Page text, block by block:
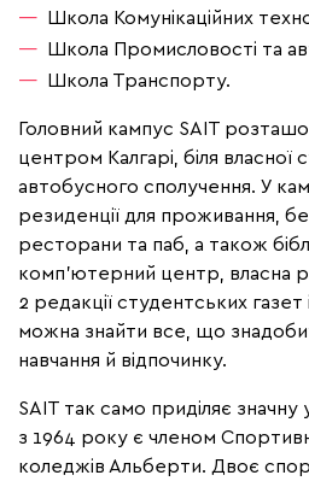
Школа Комунікаційних
Школа Промисловості та
Школа Транспорту.
Головний кампус SAIT
центром Калгарі, біля власної
автобусного сполучення. У
резиденції для проживання,
ресторани та паб, а також
комп'ютерний центр, власна
2 редакції студентських газет
можна знайти все, що
навчання й відпочинку.
SAIT так само приділяє значну
з 1964 року є членом
коледжів Альберти. Двоє